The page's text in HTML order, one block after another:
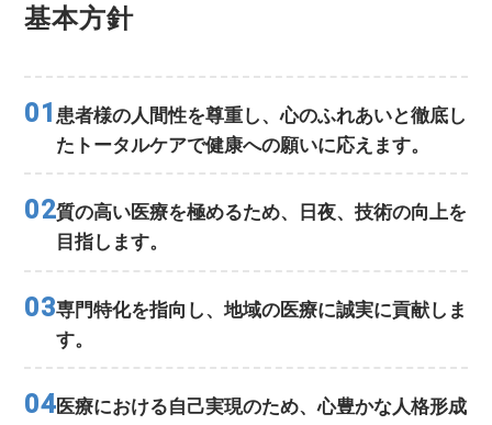
基本方針
01患者様の人間性を尊重し、心のふれあいと徹底し
たトータルケアで健康への願いに応えます。
02質の高い医療を極めるため、日夜、技術の向上を
目指します。
03専門特化を指向し、地域の医療に誠実に貢献しま
す。
04医療における自己実現のため、心豊かな人格形成